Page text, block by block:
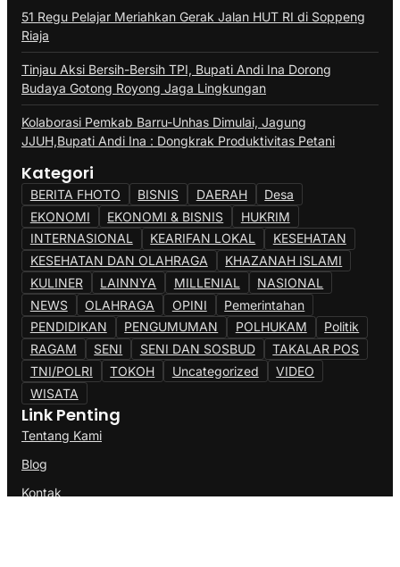
51 Regu Pelajar Meriahkan Gerak Jalan HUT RI di Soppeng
Riaja
Tinjau Aksi Bersih-Bersih TPI, Bupati Andi Ina Dorong
Budaya Gotong Royong Jaga Lingkungan
Kolaborasi Pemkab Barru-Unhas Dimulai, Jagung
JJUH,Bupati Andi Ina : Dongkrak Produktivitas Petani
Kategori
BERITA FHOTO BISNIS DAERAH
Desa
EKONOMI
EKONOMI & BISNIS
HUKRIM
INTERNASIONAL
KEARIFAN LOKAL
KESEHATAN
KESEHATAN DAN OLAHRAGA
KHAZANAH ISLAMI
KULINER
LAINNYA MILLENIAL
NASIONAL
NEWS
OLAHRAGA OPINI
Pemerintahan
PENDIDIKAN
PENGUMUMAN POLHUKAM
Politik
RAGAM
SENI SENI DAN SOSBUD
TAKALAR POS
TNI/POLRI
TOKOH Uncategorized
VIDEO
WISATA
Link Penting
Tentang Kami
Blog
Kontak